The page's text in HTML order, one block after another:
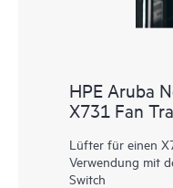
HPE Aruba
X731 Fan
Lüfter für einen
Verwendung mit
Switch